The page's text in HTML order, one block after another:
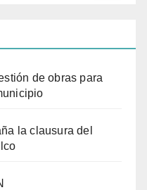
de obras para
la clausura del